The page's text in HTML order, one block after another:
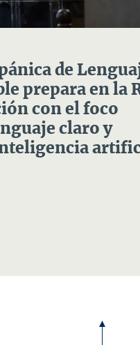
de
prepara en la
con el foco
claro y